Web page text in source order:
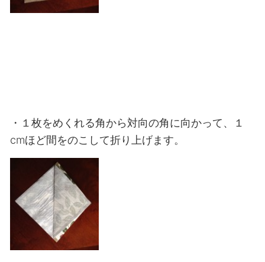
・１枚をめくれる角から対向の角に向かって、１
cmほど間をのこして折り上げます。